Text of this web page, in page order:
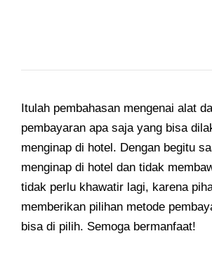
Itulah pembahasan mengenai alat
pembayaran apa saja yang bisa
menginap di hotel. Dengan begitu
menginap di hotel dan tidak
tidak perlu khawatir lagi, karena
memberikan pilihan metode
bisa di pilih. Semoga bermanfaat!